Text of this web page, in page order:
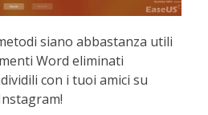
siano abbastanza utili
Word eliminati
con i tuoi amici su